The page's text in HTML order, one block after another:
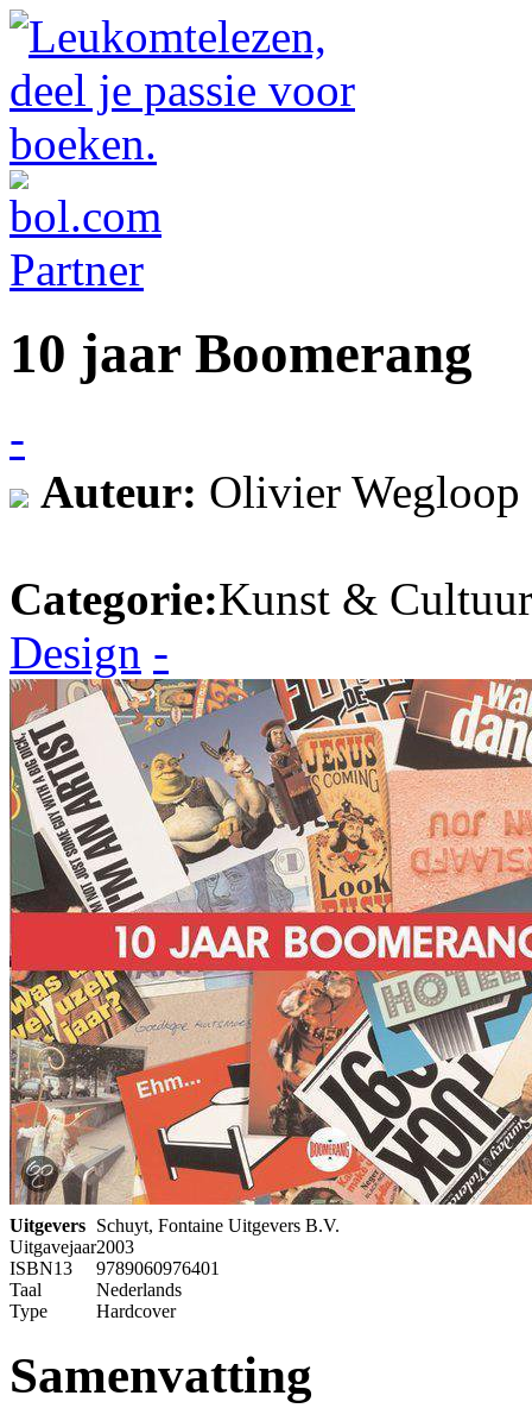
10 jaar Boomerang
-
Auteur: Olivier Wegloop
Categorie:Kunst &
Design -
Uitgevers Schuyt, Fontaine Uitgevers B.V.
Uitgavejaar2003
ISBN13
9789060976401
Taal
Nederlands
Type
Hardcover
Samenvatting